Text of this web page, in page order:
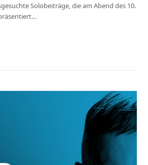
Solobeiträge, die am Abend des 10.